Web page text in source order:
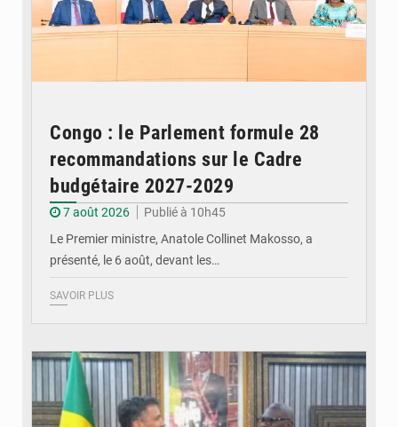
Congo : le Parlement formule 28
recommandations sur le Cadre
budgétaire 2027-2029
7 août 2026
Publié à 10h45
Le Premier ministre, Anatole Collinet Makosso, a
présenté, le 6 août, devant les…
SAVOIR PLUS